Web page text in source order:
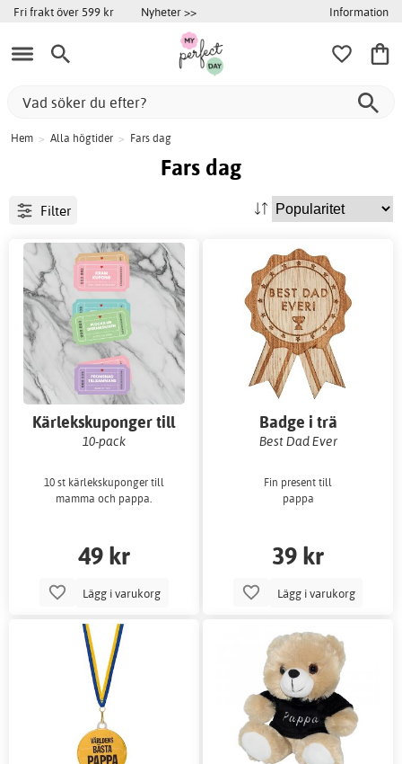
Fri frakt över 599 kr Nyheter >> Information
Hem > Alla högtider > Fars dag
Fars dag
Filter
Kärlekskuponger till
mamma och pappa
10-pack
10 st kärlekskuponger till
mamma och pappa.
49 kr
Lägg i varukorg
Badge i trä
Best Dad Ever
Fin present till
pappa
39 kr
Lägg i varukorg